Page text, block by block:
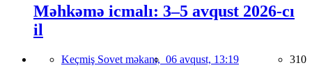
Məhkəmə icmalı: 3–5 avqust 2026-cı
il
Keçmiş Sovet məkanı, 06 avqust, 13:19 310